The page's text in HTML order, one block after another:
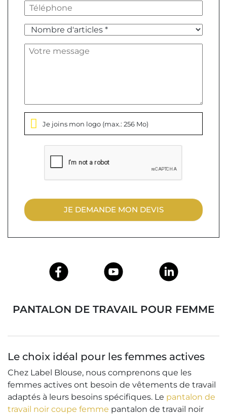
Je joins mon logo (max.: 256 Mo)
JE DEMANDE MON DEVIS
PANTALON DE TRAVAIL POUR FEMME
Le choix idéal pour les femmes actives
Chez Label Blouse, nous comprenons que les
femmes actives ont besoin de vêtements de travail
adaptés à leurs besoins spécifiques. Le pantalon de
travail noir coupe femme pantalon de travail noir